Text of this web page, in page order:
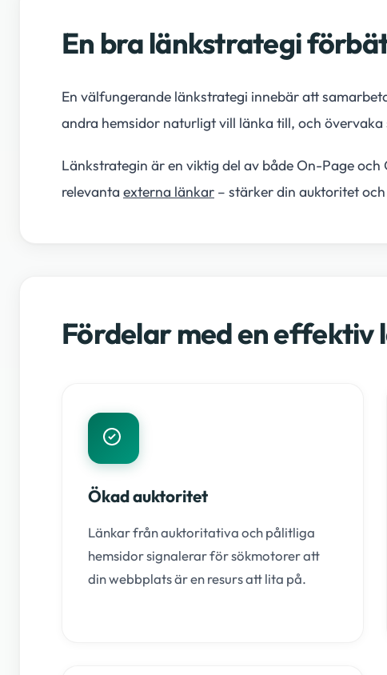
En bra länkstrategi
En välfungerande länkstrategi innebär att
andra hemsidor naturligt vill länka till, och
Länkstrategin är en viktig del av både On-Page
relevanta externa länkar – stärker din auktoritet
Fördelar med en effektiv
Ökad auktoritet
Länkar från auktoritativa och pålitliga
hemsidor signalerar för sökmotorer att
din webbplats är en resurs att lita på.